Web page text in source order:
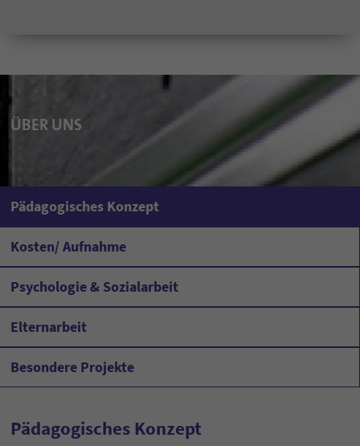
ÜBER UNS
Pädagogisches Konzept
Kosten/ Aufnahme
Psychologie & Sozialarbeit
Elternarbeit
Besondere Projekte
Pädagogisches Konzept